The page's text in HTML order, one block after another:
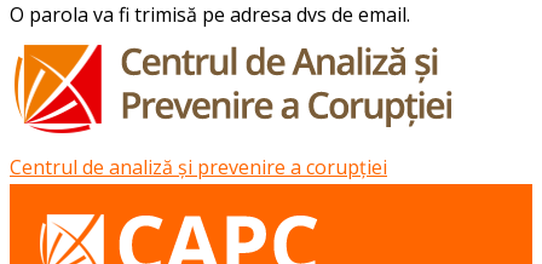
O parola va fi trimisă pe adresa dvs de email.
Centrul de analiză și prevenire a corupției